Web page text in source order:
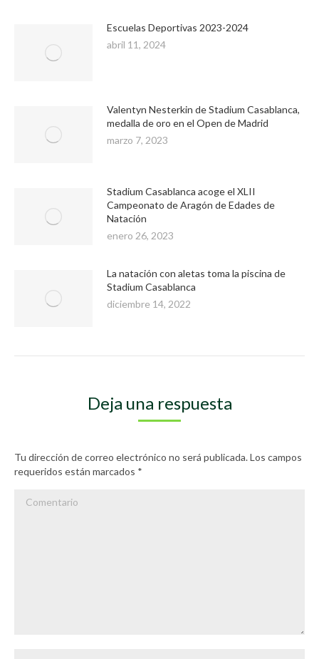
Escuelas Deportivas 2023-2024
abril 11, 2024
Valentyn Nesterkin de Stadium Casablanca,
medalla de oro en el Open de Madrid
marzo 7, 2023
Stadium Casablanca acoge el XLII
Campeonato de Aragón de Edades de
Natación
enero 26, 2023
La natación con aletas toma la piscina de
Stadium Casablanca
diciembre 14, 2022
Deja una respuesta
Tu dirección de correo electrónico no será publicada. Los campos
requeridos están marcados *
Comentario